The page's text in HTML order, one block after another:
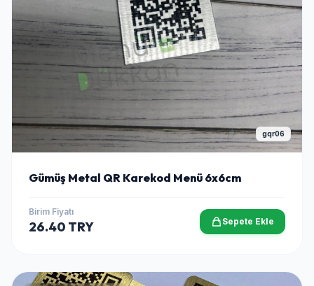
gqr06
Gümüş Metal QR Karekod Menü 6x6cm
Birim Fiyatı
26.40 TRY Sepete Ekle